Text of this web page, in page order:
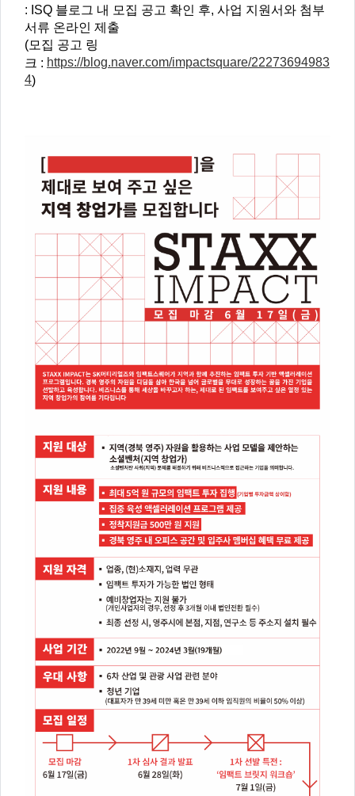
: ISQ 블로그 내 모집 공고 확인 후, 사업 지원서와 첨부
서류 온라인 제출
(모집 공고 링
크 : https://blog.naver.com/impactsquare/22273694983
4)